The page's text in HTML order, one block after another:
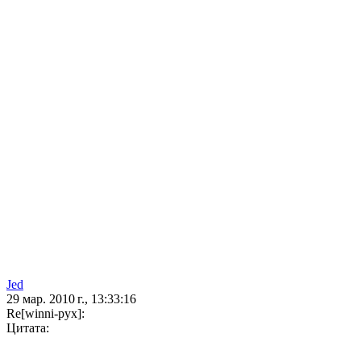
Jed
29 мар. 2010 г., 13:33:16
Re[winni-pyx]:
Цитата: